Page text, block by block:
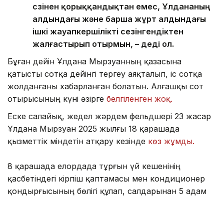
сөзінен қорыққандықтан емес, Ұлдананың
алдындағы және барша жұрт алдындағы
ішкі жауапкершілікті сезінгендіктен
жалғастырып отырмын, – деді ол.
Бұған дейін Ұлдана Мырзуанның қазасына
қатысты сотқа дейінгі тергеу аяқталып, іс сотқа
жолданғаны хабарланған болатын. Алғашқы сот
отырысының күні әзірге белгіленген жоқ.
Еске салайық, жедел жәрдем фельдшері 23 жасар
Ұлдана Мырзуан 2025 жылғы 18 қарашада
қызметтік міндетін атқару кезінде көз жұмды.
8 қарашада елордада тұрғын үй кешенінің
қасбетіндегі кірпіш қаптамасы мен кондиционер
қондырғысының бөлігі құлап, салдарынан 5 адам